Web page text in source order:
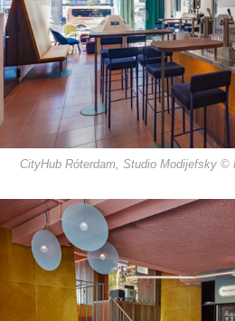
CityHub Róterdam, Studio Modijefsky ©